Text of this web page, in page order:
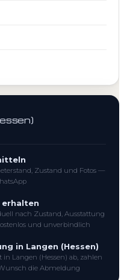
Zustand und Fotos —
nach Zustand, Ausstattung
und unverbindlich
in Langen (Hessen)
Langen (Hessen) ab, zahlen
die Abmeldung